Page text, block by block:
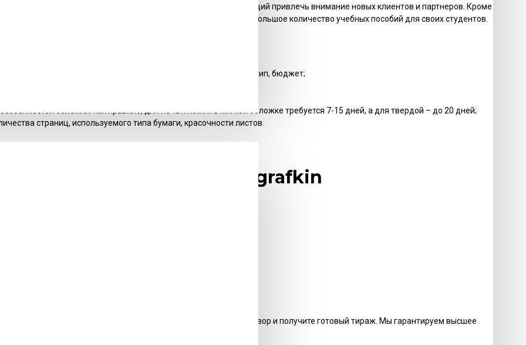
из наиболее эффективных рекламных инструментов, позволяющий привлечь внимание новых клиентов и партнеров. Кроме
и науки. Например, некоторые преподаватели заказывают небольшое количество учебных пособий для своих студентов.
свои картины, фотографии, стихи и прочие произведения.
информацию: особенности издания, целевая аудитория, тип, бюджет;
А6, В5, В6;
обложки: как правило, для печати книги в мягкой обложке требуется 7-15 дней, а для твердой – до 20 дней;
страниц, используемого типа бумаги, красочности листов.
обратиться к услугам Poligrafkin
Выделим 7 основных аргументов:
современным оборудованием и передовыми технологиями;
дизайна полиграфии до печати и послепечатной обработки;
акции и скидки;
согласуйте все параметры с менеджером, заключите договор и получите готовый тираж. Мы гарантируем высшее